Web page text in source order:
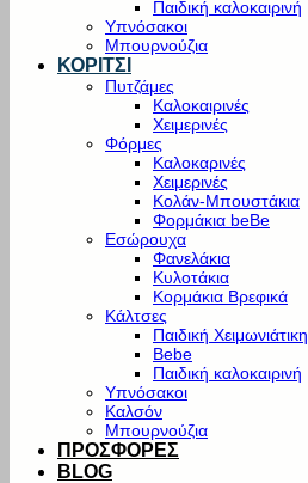
Παιδική καλοκαιρινή
Υπνόσακοι
Μπουρνούζια
ΚΟΡΙΤΣΙ
Πυτζάμες
Καλοκαιρινές
Χειμερινές
Φόρμες
Καλοκαρινές
Χειμερινές
Κολάν-Μπουστάκια
Φορμάκια beBe
Εσώρουχα
Φανελάκια
Κυλοτάκια
Κορμάκια Βρεφικά
Κάλτσες
Παιδική Χειμωνιάτικη
Bebe
Παιδική καλοκαιρινή
Υπνόσακοι
Καλσόν
Μπουρνούζια
ΠΡΟΣΦΟΡΕΣ
BLOG